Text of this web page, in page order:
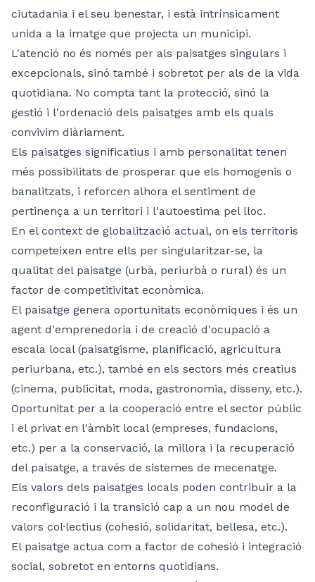
ciutadania i el seu benestar, i està intrínsicament
unida a la imatge que projecta un municipi.
L'atenció no és només per als paisatges singulars i
excepcionals, sinó també i sobretot per als de la vida
quotidiana. No compta tant la protecció, sinó la
gestió i l'ordenació dels paisatges amb els quals
convivim diàriament.
Els paisatges significatius i amb personalitat tenen
més possibilitats de prosperar que els homogenis o
banalitzats, i reforcen alhora el sentiment de
pertinença a un territori i l'autoestima pel lloc.
En el context de globalització actual, on els territoris
competeixen entre ells per singularitzar-se, la
qualitat del paisatge (urbà, periurbà o rural) és un
factor de competitivitat econòmica.
El paisatge genera oportunitats econòmiques i és un
agent d'emprenedoria i de creació d'ocupació a
escala local (paisatgisme, planificació, agricultura
periurbana, etc.), també en els sectors més creatius
(cinema, publicitat, moda, gastronomia, disseny, etc.).
Oportunitat per a la cooperació entre el sector públic
i el privat en l'àmbit local (empreses, fundacions,
etc.) per a la conservació, la millora i la recuperació
del paisatge, a través de sistemes de mecenatge.
Els valors dels paisatges locals poden contribuir a la
reconfiguració i la transició cap a un nou model de
valors col·lectius (cohesió, solidaritat, bellesa, etc.).
El paisatge actua com a factor de cohesió i integració
social, sobretot en entorns quotidians.